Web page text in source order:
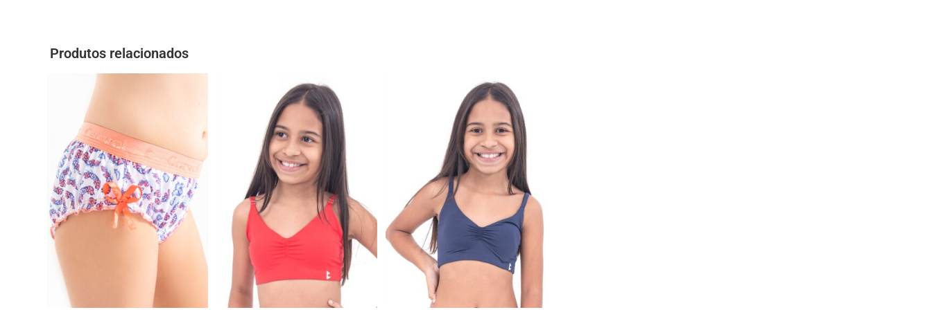
Produtos relacionados